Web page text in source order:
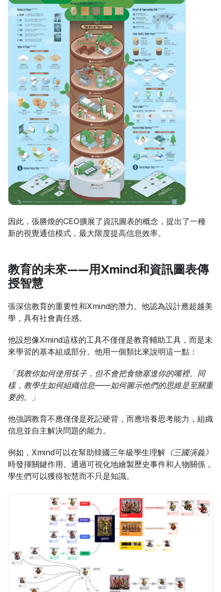
因此，張勝煥的CEO擴展了資訊圖表的概念，提出了一種
新的視覺通信模式，最大限度提高信息效率。
教育的未來——用Xmind和資訊圖表傳
授智慧
張深信教育的重要性和Xmind的潛力。他認為設計應超越美
學，具有社會責任感。
他設想像Xmind這樣的工具不僅僅是教育輔助工具，而是未
來學習的基本組成部分。他用一個類比來說明這一點：
「我教你如何使用筷子，但不會把食物塞進你的嘴裡。同
樣，教學生如何組織信息——如何圖示他們的思維是至關重
要的。」
他強調教育不應僅僅是死記硬背，而應培養思考能力，組織
信息並自主解決問題的能力。
例如，Xmind可以在幫助韓國三年級學生理解 《三國演義》
時發揮關鍵作用。通過可視化地繪製歷史事件和人物關係，
學生們可以獲得智慧而不只是知識。